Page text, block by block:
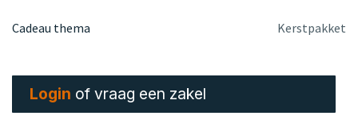
Cadeau thema Kerstpakket
Login of vraag een zakel